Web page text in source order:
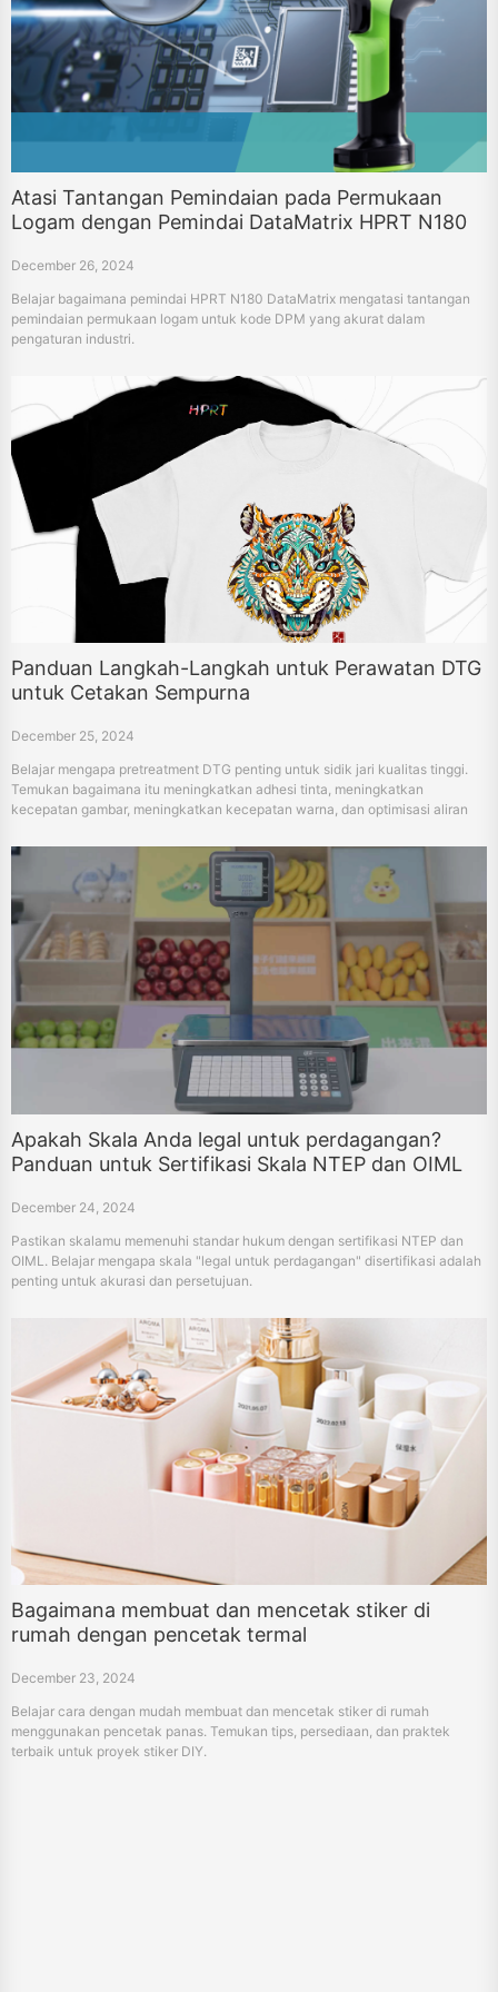
Atasi Tantangan Pemindaian pada Permukaan
Logam dengan Pemindai DataMatrix HPRT N180
December 26, 2024
Belajar bagaimana pemindai HPRT N180 DataMatrix mengatasi tantangan
pemindaian permukaan logam untuk kode DPM yang akurat dalam
pengaturan industri.
Panduan Langkah-Langkah untuk Perawatan DTG
untuk Cetakan Sempurna
December 25, 2024
Belajar mengapa pretreatment DTG penting untuk sidik jari kualitas tinggi.
Temukan bagaimana itu meningkatkan adhesi tinta, meningkatkan
kecepatan gambar, meningkatkan kecepatan warna, dan optimisasi aliran
Apakah Skala Anda legal untuk perdagangan?
Panduan untuk Sertifikasi Skala NTEP dan OIML
December 24, 2024
Pastikan skalamu memenuhi standar hukum dengan sertifikasi NTEP dan
OIML. Belajar mengapa skala "legal untuk perdagangan" disertifikasi adalah
penting untuk akurasi dan persetujuan.
Bagaimana membuat dan mencetak stiker di
rumah dengan pencetak termal
December 23, 2024
Belajar cara dengan mudah membuat dan mencetak stiker di rumah
menggunakan pencetak panas. Temukan tips, persediaan, dan praktek
terbaik untuk proyek stiker DIY.